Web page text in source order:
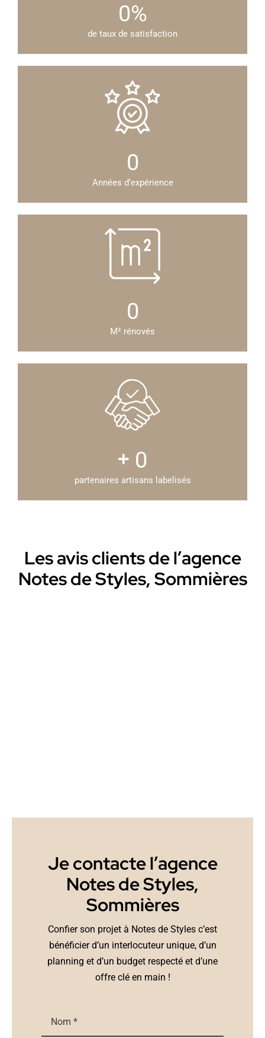
0%
de taux de satisfaction
0
Années d’expérience
0
M² rénovés
0
partenaires artisans labelisés
Les avis clients de l’agence
Notes de Styles, Sommières
Je contacte l’agence
Notes de Styles,
Sommières
Confier son projet à Notes de Styles c’est
bénéficier d’un interlocuteur unique, d’un
planning et d’un budget respecté et d’une
offre clé en main !